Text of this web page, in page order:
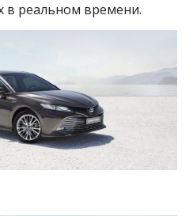
в реальном времени.